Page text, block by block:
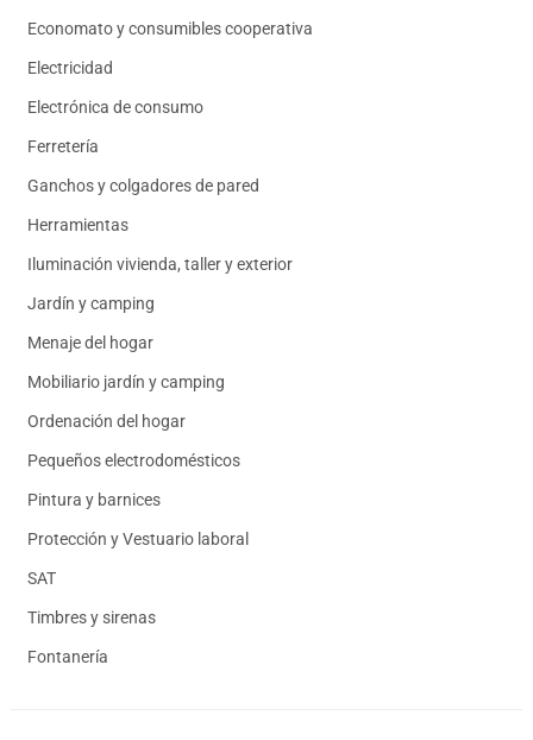
Economato y consumibles cooperativa
Electricidad
Electrónica de consumo
Ferretería
Ganchos y colgadores de pared
Herramientas
Iluminación vivienda, taller y exterior
Jardín y camping
Menaje del hogar
Mobiliario jardín y camping
Ordenación del hogar
Pequeños electrodomésticos
Pintura y barnices
Protección y Vestuario laboral
SAT
Timbres y sirenas
Fontanería